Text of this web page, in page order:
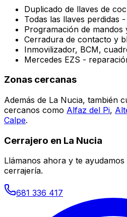
Duplicado de llaves de
Todas las llaves perdidas
Programación de mandos
Cerradura de contacto y
Inmovilizador, BCM,
Mercedes EZS -
Zonas cercanas
Además de La Nucia, también
cercanos como Alfaz del Pi,
Calpe.
Cerrajero en La Nucia
Llámanos ahora y te
cerrajería.
681 336 417